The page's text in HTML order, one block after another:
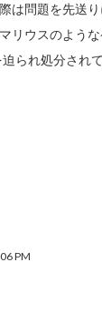
は問題を先送
リウスのよう
られ処分され
PM